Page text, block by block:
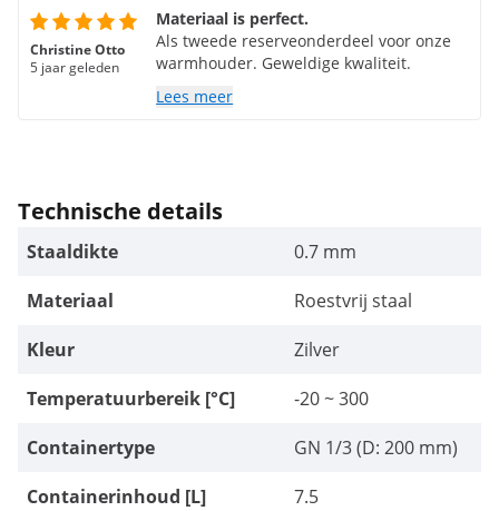
Christine Otto
5 jaar geleden
Materiaal is perfect.
Als tweede reserveonderdeel voor onze
warmhouder. Geweldige kwaliteit.
Lees meer
Technische details
Staaldikte
0.7 mm
Materiaal
Roestvrij staal
Kleur
Zilver
Temperatuurbereik [°C]
-20 ~ 300
Containertype
GN 1/3 (D: 200 mm)
Containerinhoud [L]
7.5